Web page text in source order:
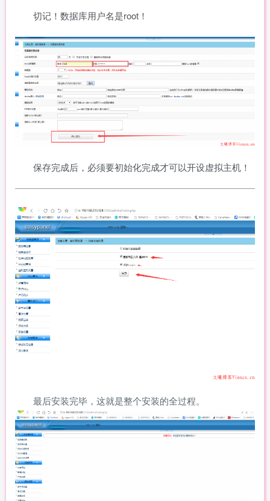
切记！数据库用户名是root！
保存完成后，必须要初始化完成才可以开设虚拟主机！
最后安装完毕，这就是整个安装的全过程。